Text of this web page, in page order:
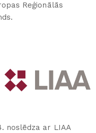
Reģionālās
noslēdza ar LIAA